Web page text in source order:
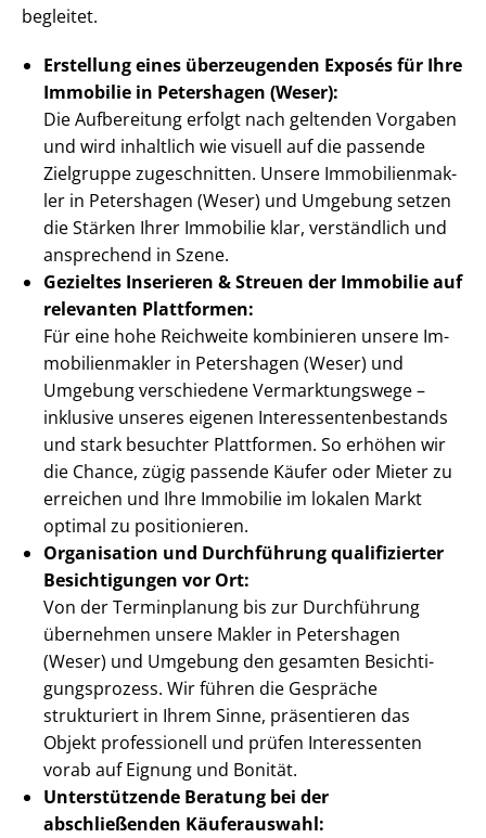
begleitet.
Erstellung eines überzeugenden Exposés für Ihre
Immobilie in Petershagen (Weser):
Die Aufbereitung erfolgt nach geltenden Vorgaben
und wird inhaltlich wie visuell auf die passende
Zielgruppe zugeschnitten. Unsere Im­mo­bi­li­en­mak­
ler in Petershagen (Weser) und Umgebung setzen
die Stärken Ihrer Immobilie klar, verständlich und
ansprechend in Szene.
Gezieltes Inserieren & Streuen der Immobilie auf
relevanten Plattformen:
Für eine hohe Reichweite kombinieren unsere Im­
mo­bi­li­en­mak­ler in Petershagen (Weser) und
Umgebung verschiedene Ver­mark­tungs­we­ge –
inklusive unseres eigenen In­ter­es­sen­ten­be­stands
und stark besuchter Plattformen. So erhöhen wir
die Chance, zügig passende Käufer oder Mieter zu
erreichen und Ihre Immobilie im lokalen Markt
optimal zu positionieren.
Organisation und Durchführung qualifizierter
Besichtigungen vor Ort:
Von der Terminplanung bis zur Durchführung
übernehmen unsere Makler in Petershagen
(Weser) und Umgebung den gesamten Be­sich­ti­
gungs­pro­zess. Wir führen die Gespräche
strukturiert in Ihrem Sinne, präsentieren das
Objekt professionell und prüfen Interessenten
vorab auf Eignung und Bonität.
Unterstützende Beratung bei der
abschließenden Käuferauswahl: